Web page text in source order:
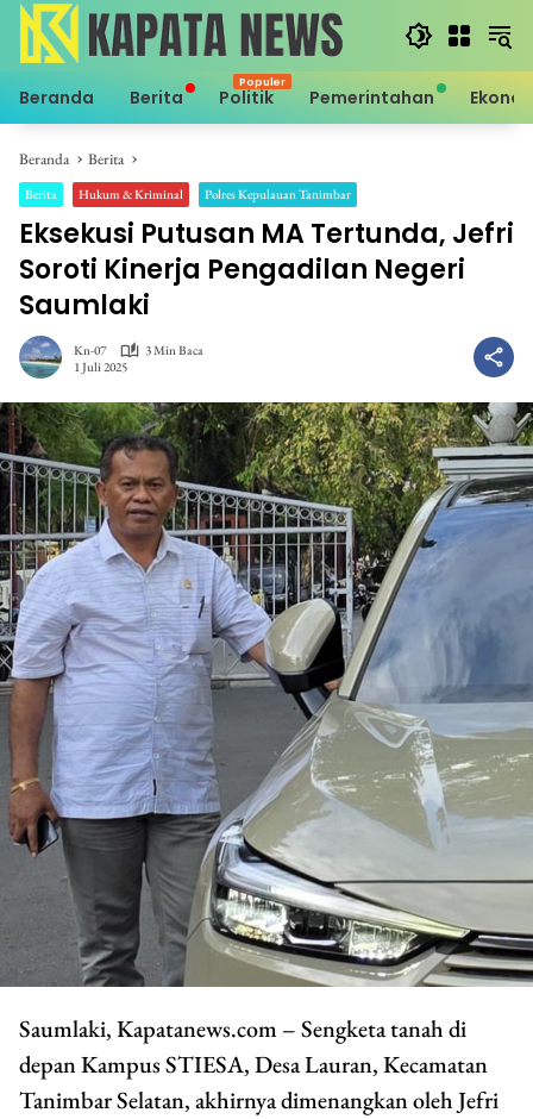
Langsung
konten
Beranda Berita Politik Pemerintahan
Beranda Berita
Berita Hukum & Kriminal Polres Kepulauan Tanimbar
Eksekusi Putusan MA Tertunda, Jefri
Soroti Kinerja Pengadilan Negeri
Saumlaki
Kn-07
3 Min Baca
1 Juli 2025
Saumlaki, Kapatanews.com – Sengketa tanah di
depan Kampus STIESA, Desa Lauran, Kecamatan
Tanimbar Selatan, akhirnya dimenangkan oleh Jefri